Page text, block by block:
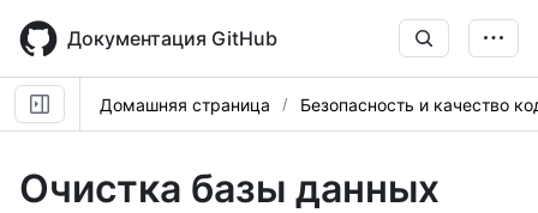
main
content
Документация GitHub
Домашняя страница Безопасность и качество
Очистка базы данных